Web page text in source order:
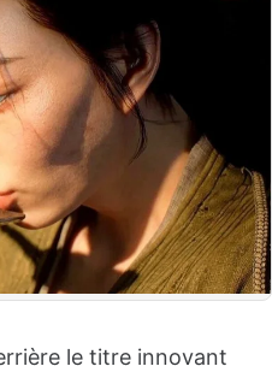
le titre innovant